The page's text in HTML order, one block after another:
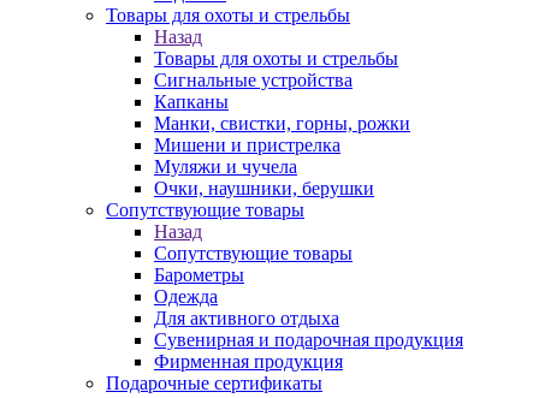
Товары для охоты и стрельбы
Назад
Товары для охоты и стрельбы
Сигнальные устройства
Капканы
Манки, свистки, горны, рожки
Мишени и пристрелка
Муляжи и чучела
Очки, наушники, берушки
Сопутствующие товары
Назад
Сопутствующие товары
Барометры
Одежда
Для активного отдыха
Сувенирная и подарочная продукция
Фирменная продукция
Подарочные сертификаты